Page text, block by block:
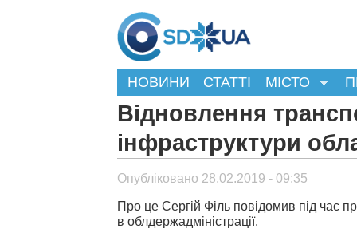
НОВИНИ СТАТТІ МІСТО
Відновлення
інфраструктури
Опубліковано 28.02.2019 - 09:35
Про це Сергій Філь повідомив під час
в облдержадміністрації.